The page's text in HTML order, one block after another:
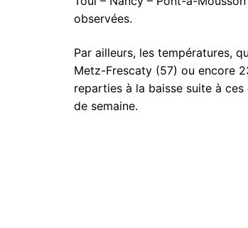
observées.
Par ailleurs, les températures,
Metz-Frescaty (57) ou encore
reparties à la baisse suite à
de semaine.